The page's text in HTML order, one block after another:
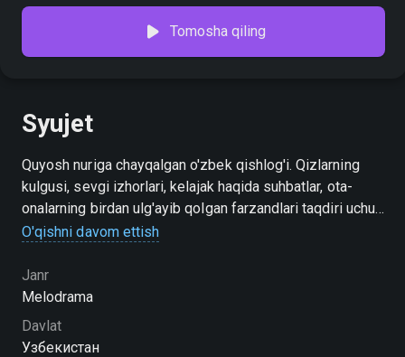
Tomosha qiling
Syujet
Quyosh nuriga chayqalgan o'zbek qishlog'i. Qizlarning
kulgusi, sevgi izhorlari, kelajak haqida suhbatlar, ota-
onalarning birdan ulg'ayib qolgan farzandlari taqdiri uchun
cheksiz xavotiri.. Va birdan - urush. Xuddi Ikkinchi jahon
qahramonlari ham ikki mutlaqo boshqa hayotni boshdan
kechiradilar: birinchisi - urushgacha bo'lgan, beparvo va
orzuga to'la hayot; ikkinchisi esa - okoplar, janglar, oppoq
minalangan dalalar, tutun va alangalar orasida, buyuk
O'qishni davom ettish
Janr
Melodrama
Davlat
Узбекистан